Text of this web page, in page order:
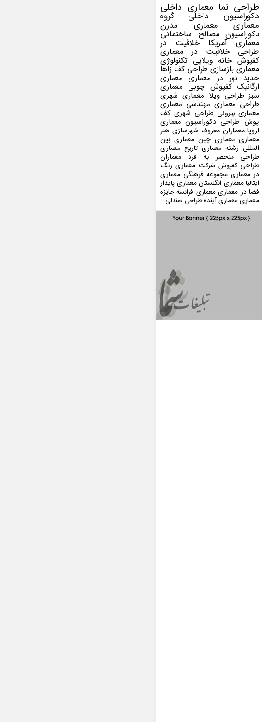
طراحی نما معماری داخلی
دکوراسیون داخلی گروه
معماری معماری مدرن
دکوراسیون مصالح ساختمانی
معماری آمریکا خلاقیت در
طراحی خلاقیت در معماری
کفپوش خانه ویلایی تکنولوژی
معماری بازسازی طراحی کف زاها
حدید نور در معماری معماری
ارگانیک کفپوش چوبی معماری
سبز طراحی ویلا معماری شهری
طراحی معماری مهندسی معماری
معماری بیرونی طراحی شهری کف
پوش طراحی دکوراسیون معماری
اروپا معماران معروف شهرسازی هنر
معماری معماری چین معماری بین
المللی رشته معماری تاریخ معماری
طراحی منحصر به فرد معماران
طراحی کفپوش شرکت معماری رنگ
در معماری مجموعه فرهنگی معماری
ایتالیا معماری انگلستان معماری پایدار
فضا در معماری معماری فرانسه جایزه
معماریمعماری آیندهطراحی صندلی